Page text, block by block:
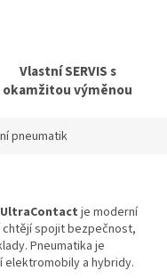
Vlastní SERVIS s
okamžitou výměnou
pneumatik
je moderní
spojit bezpečnost,
Pneumatika je
elektromobily a hybridy.